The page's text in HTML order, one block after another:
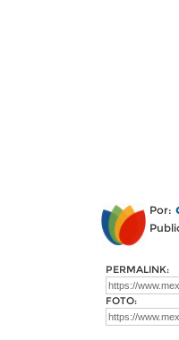
Por:
PERMALINK:
FOTO: